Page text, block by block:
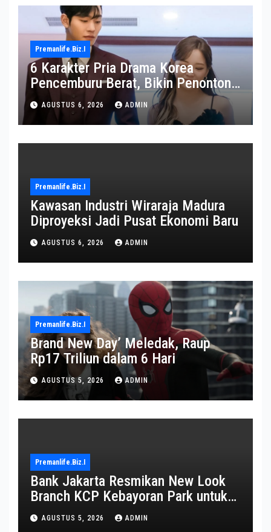
Premanlife.biz.i
6 Karakter Pria Drama Korea
Pencemburu Berat, Bikin Penonton
Gemas
AGUSTUS 6, 2026 ADMIN
Premanlife.biz.i
Kawasan Industri Wiraraja Madura
Diproyeksi Jadi Pusat Ekonomi Baru
AGUSTUS 6, 2026 ADMIN
Premanlife.biz.i
Brand New Day’ Meledak, Raup
Rp17 Triliun dalam 6 Hari
AGUSTUS 5, 2026 ADMIN
Premanlife.biz.i
Bank Jakarta Resmikan New Look
Branch KCP Kebayoran Park untuk
Transformasi Layanan
AGUSTUS 5, 2026 ADMIN